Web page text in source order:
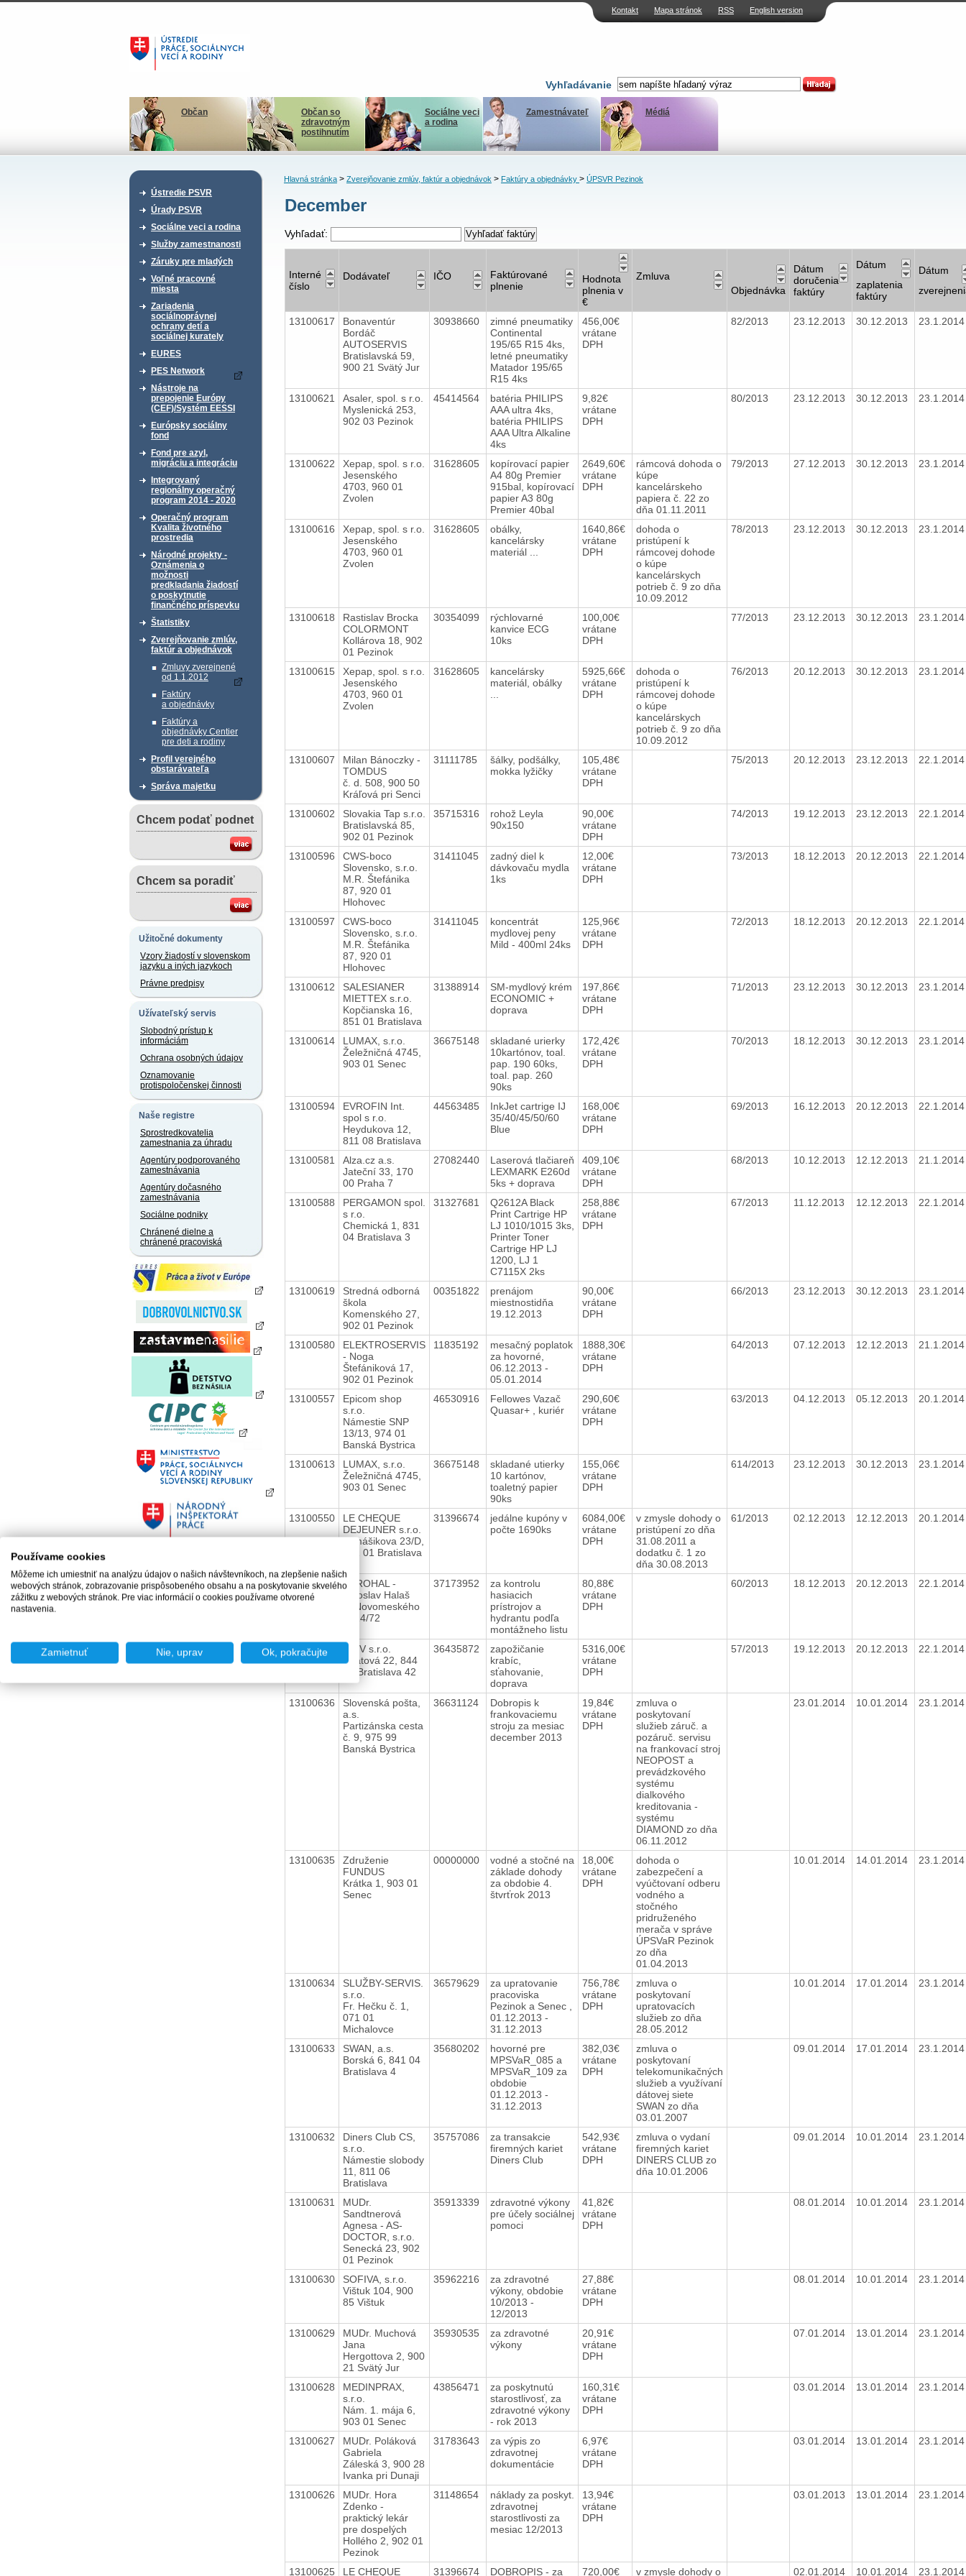
Kontakt Mapa stránok RSS English version
Vyhľadávanie
Občan
Občan so
zdravotným
postihnutím
Sociálne veci
a rodina
Zamestnávateľ Médiá
Ústredie PSVR
Úrady PSVR
Sociálne veci a rodina
Služby zamestnanosti
Záruky pre mladých
Voľné pracovné
miesta
Zariadenia
sociálnoprávnej
ochrany detí a
sociálnej kurately
EURES
PES Network
Nástroje na
prepojenie Európy
(CEF)/Systém EESSI
Európsky sociálny
fond
Fond pre azyl,
migráciu a integráciu
Integrovaný
regionálny operačný
program 2014 - 2020
Operačný program
Kvalita životného
prostredia
Národné projekty -
Oznámenia o
možnosti
predkladania žiadostí
o poskytnutie
finančného príspevku
Štatistiky
Zverejňovanie zmlúv,
faktúr a objednávok
Zmluvy zverejnené
od 1.1.2012
Faktúry
a objednávky
Faktúry a
objednávky Centier
pre deti a rodiny
Profil verejného
obstarávateľa
Správa majetku
Chcem podať podnet
Chcem sa poradiť
Užitočné dokumenty
Vzory žiadostí v slovenskom
jazyku a iných jazykoch
Právne predpisy
Užívateľský servis
Slobodný prístup k
informáciám
Ochrana osobných údajov
Oznamovanie
protispoločenskej činnosti
Naše registre
Sprostredkovatelia
zamestnania za úhradu
Agentúry podporovaného
zamestnávania
Agentúry dočasného
zamestnávania
Sociálne podniky
Chránené dielne a
chránené pracoviská
Hlavná stránka> Zverejňovanie zmlúv, faktúr a objednávok> Faktúry a objednávky > ÚPSVR Pezinok
December
Vyhľadať:
Interné
číslo
Dodávateľ IČO
Faktúrované
plnenie
Hodnota
plnenia v
€
Zmluva
Objednávka
Dátum
doručenia
faktúry
Dátum
zaplatenia
faktúry
Dátum
13100617
Bonaventúr
Bordáč
AUTOSERVIS
Bratislavská 59,
900 21 Svätý Jur
30938660
zimné pneumatiky
Continental
195/65 R15 4ks,
letné pneumatiky
Matador 195/65
R15 4ks
456,00€
vrátane
DPH
82/2013 23.12.2013 30.12.2013
13100621
Asaler, spol. s r.o.
Myslenická 253,
902 03 Pezinok
45414564
batéria PHILIPS
AAA ultra 4ks,
batéria PHILIPS
AAA Ultra Alkaline
4ks
9,82€
vrátane
DPH
80/2013 23.12.2013 30.12.2013
13100622
Xepap, spol. s r.o.
Jesenského
4703, 960 01
Zvolen
31628605
kopírovací papier
A4 80g Premier
915bal, kopírovací
papier A3 80g
Premier 40bal
2649,60€
vrátane
DPH
rámcová dohoda o
kúpe
kancelárskeho
papiera č. 22 zo
dňa 01.11.2011
79/2013 27.12.2013 30.12.2013
13100616
Xepap, spol. s r.o.
Jesenského
4703, 960 01
Zvolen
31628605
obálky,
kancelársky
materiál ...
1640,86€
vrátane
DPH
dohoda o
pristúpení k
rámcovej dohode
o kúpe
kancelárskych
potrieb č. 9 zo dňa
10.09.2012
78/2013 23.12.2013 30.12.2013
13100618
Rastislav Brocka
COLORMONT
Kollárova 18, 902
01 Pezinok
30354099
rýchlovarné
kanvice ECG
10ks
100,00€
vrátane
DPH
77/2013 23.12.2013 30.12.2013
13100615
Xepap, spol. s r.o.
Jesenského
4703, 960 01
Zvolen
31628605
kancelársky
materiál, obálky
5925,66€
vrátane
DPH
dohoda o
pristúpení k
rámcovej dohode
o kúpe
kancelárskych
potrieb č. 9 zo dňa
10.09.2012
76/2013 20.12.2013 30.12.2013
13100607
Milan Bánoczky -
TOMDUS
č. d. 508, 900 50
Kráľová pri Senci
31111785
šálky, podšálky,
mokka lyžičky
105,48€
vrátane
DPH
75/2013 20.12.2013 23.12.2013
13100602
Slovakia Tap s.r.o.
Bratislavská 85,
902 01 Pezinok
35715316
rohož Leyla
90x150
90,00€
vrátane
DPH
74/2013 19.12.2013 23.12.2013
13100596
CWS-boco
Slovensko, s.r.o.
M.R. Štefánika
87, 920 01
Hlohovec
31411045
zadný diel k
dávkovaču mydla
1ks
12,00€
vrátane
DPH
73/2013 18.12.2013 20.12.2013
13100597
CWS-boco
Slovensko, s.r.o.
M.R. Štefánika
87, 920 01
Hlohovec
31411045
koncentrát
mydlovej peny
Mild - 400ml 24ks
125,96€
vrátane
DPH
72/2013 18.12.2013 20.12.2013
13100612
SALESIANER
MIETTEX s.r.o.
Kopčianska 16,
851 01 Bratislava
31388914
SM-mydlový krém
ECONOMIC +
doprava
197,86€
vrátane
DPH
71/2013 23.12.2013 30.12.2013
13100614
LUMAX, s.r.o.
Želežničná 4745,
903 01 Senec
36675148
skladané urierky
10kartónov, toal.
pap. 190 60ks,
toal. pap. 260
90ks
172,42€
vrátane
DPH
70/2013 18.12.2013 30.12.2013
13100594
EVROFIN Int.
spol s r.o.
Heydukova 12,
811 08 Bratislava
44563485
InkJet cartrige IJ
35/40/45/50/60
Blue
168,00€
vrátane
DPH
69/2013 16.12.2013 20.12.2013
13100581
Alza.cz a.s.
Jateční 33, 170
00 Praha 7
27082440
Laserová tlačiareň
LEXMARK E260d
5ks + doprava
409,10€
vrátane
DPH
68/2013 10.12.2013 12.12.2013
13100588
PERGAMON spol.
s r.o.
Chemická 1, 831
04 Bratislava 3
31327681
Q2612A Black
Print Cartrige HP
LJ 1010/1015 3ks,
Printer Toner
Cartrige HP LJ
1200, LJ 1
C7115X 2ks
258,88€
vrátane
DPH
67/2013 11.12.2013 12.12.2013
13100619
Stredná odborná
škola
Komenského 27,
902 01 Pezinok
00351822
prenájom
miestnostidňa
19.12.2013
90,00€
vrátane
DPH
66/2013 23.12.2013 30.12.2013
13100580
ELEKTROSERVIS
- Noga
Štefániková 17,
902 01 Pezinok
11835192
mesačný poplatok
za hovorné,
06.12.2013 -
05.01.2014
1888,30€
vrátane
DPH
64/2013 07.12.2013 12.12.2013
13100557
Epicom shop
s.r.o.
Námestie SNP
13/13, 974 01
Banská Bystrica
46530916
Fellowes Vazač
Quasar+ , kuriér
290,60€
vrátane
DPH
63/2013 04.12.2013 05.12.2013
13100613
LUMAX, s.r.o.
Želežničná 4745,
903 01 Senec
36675148
skladané utierky
10 kartónov,
toaletný papier
90ks
155,06€
vrátane
DPH
614/2013 23.12.2013 30.12.2013
13100550
LE CHEQUE
DEJEUNER s.r.o.
Tomášikova 23/D,
821 01 Bratislava
31396674
jedálne kupóny v
počte 1690ks
6084,00€
vrátane
DPH
v zmysle dohody o
pristúpení zo dňa
31.08.2011 a
dodatku č. 1 zo
dňa 30.08.2013
61/2013 02.12.2013 12.12.2013
13100598
PYROHAL -
Jaroslav Halaš
L. Novomeského
1214/72
37173952
za kontrolu
hasiacich
prístrojov a
hydrantu podľa
montážneho listu
80,88€
vrátane
DPH
60/2013 18.12.2013 20.12.2013
13100601
TRIV s.r.o.
Agátová 22, 844
15 Bratislava 42
36435872
zapožičanie
krabíc,
sťahovanie,
doprava
5316,00€
vrátane
DPH
57/2013 19.12.2013 20.12.2013
13100636
Slovenská pošta,
a.s.
Partizánska cesta
č. 9, 975 99
Banská Bystrica
36631124
Dobropis k
frankovaciemu
stroju za mesiac
december 2013
19,84€
vrátane
DPH
zmluva o
poskytovaní
služieb záruč. a
pozáruč. servisu
na frankovací stroj
NEOPOST a
prevádzkového
systému
dialkového
kreditovania -
systému
DIAMOND zo dňa
06.11.2012
23.01.2014 10.01.2014
13100635
Združenie
FUNDUS
Krátka 1, 903 01
Senec
00000000
vodné a stočné na
základe dohody
za obdobie 4.
štvrťrok 2013
18,00€
vrátane
DPH
dohoda o
zabezpečení a
vyúčtovaní odberu
vodného a
stočného
pridruženého
merača v správe
ÚPSVaR Pezinok
zo dňa
01.04.2013
10.01.2014 14.01.2014
13100634
SLUŽBY-SERVIS.
s.r.o.
Fr. Hečku č. 1,
071 01
Michalovce
36579629
za upratovanie
pracoviska
Pezinok a Senec ,
01.12.2013 -
31.12.2013
756,78€
vrátane
DPH
zmluva o
poskytovaní
upratovacích
služieb zo dňa
28.05.2012
10.01.2014 17.01.2014
13100633
SWAN, a.s.
Borská 6, 841 04
Bratislava 4
35680202
hovorné pre
MPSVaR_085 a
MPSVaR_109 za
obdobie
01.12.2013 -
31.12.2013
382,03€
vrátane
DPH
zmluva o
poskytovaní
telekomunikačných
služieb a využívaní
dátovej siete
SWAN zo dňa
03.01.2007
09.01.2014 17.01.2014
13100632
Diners Club CS,
s.r.o.
Námestie slobody
11, 811 06
Bratislava
35757086
za transakcie
firemných kariet
Diners Club
542,93€
vrátane
DPH
zmluva o vydaní
firemných kariet
DINERS CLUB zo
dňa 10.01.2006
09.01.2014 10.01.2014
13100631
MUDr.
Sandtnerová
Agnesa - AS-
DOCTOR, s.r.o.
Senecká 23, 902
01 Pezinok
35913339
zdravotné výkony
pre účely sociálnej
pomoci
41,82€
vrátane
DPH
08.01.2014 10.01.2014
13100630
SOFIVA, s.r.o.
Vištuk 104, 900
85 Vištuk
35962216
za zdravotné
výkony, obdobie
10/2013 -
12/2013
27,88€
vrátane
DPH
08.01.2014 10.01.2014
13100629
MUDr. Muchová
Jana
Hergottova 2, 900
21 Svätý Jur
35930535
za zdravotné
výkony
20,91€
vrátane
DPH
07.01.2014 13.01.2014
13100628
MEDINPRAX,
s.r.o.
Nám. 1. mája 6,
903 01 Senec
43856471
za poskytnutú
starostlivosť, za
zdravotné výkony
- rok 2013
160,31€
vrátane
DPH
03.01.2014 13.01.2014
13100627
MUDr. Poláková
Gabriela
Záleská 3, 900 28
Ivanka pri Dunaji
31783643
za výpis zo
zdravotnej
dokumentácie
6,97€
vrátane
DPH
03.01.2014 13.01.2014
13100626
MUDr. Hora
Zdenko -
praktický lekár
pre dospelých
Hollého 2, 902 01
Pezinok
31148654
náklady za poskyt.
zdravotnej
starostlivosti za
mesiac 12/2013
13,94€
vrátane
DPH
03.01.2013 13.01.2014
13100625 LE CHEQUE 31396674 DOBROPIS - za 720,00€ v zmysle dohody o 02.01.2014 10.01.2014
Používame cookies
Môžeme ich umiestniť na analýzu údajov o našich návštevníkoch, na zlepšenie našich
webových stránok, zobrazovanie prispôsobeného obsahu a na poskytovanie skvelého
zážitku z webových stránok. Pre viac informácií o cookies používame otvorené
nastavenia.
Zamietnuť Nie, uprav Ok, pokračujte